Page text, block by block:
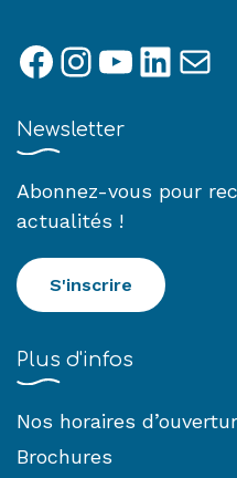
Facebook
Instagram
YouTube
E-mail
Newsletter
Abonnez-vous pour
actualités !
S'inscrire
Plus d'infos
Nos horaires
Brochures